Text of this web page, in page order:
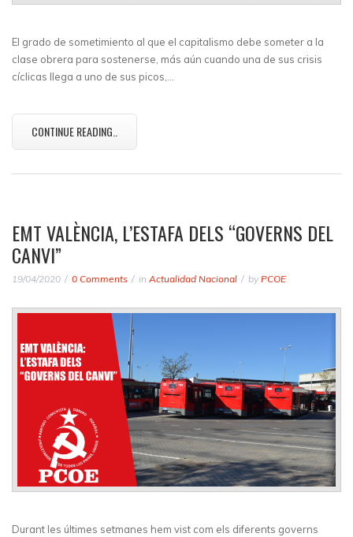
El grado de sometimiento al que el capitalismo debe someter a la
clase obrera para sostenerse, más aún cuando una de sus crisis
cíclicas llega a uno de sus picos,…
CONTINUE READING..
EMT VALÈNCIA, L’ESTAFA DELS “GOVERNS DEL
CANVI”
19/04/2020 0 Comments in Actualidad Nacional by PCOE
Durant les últimes setmanes hem vist com els diferents governs